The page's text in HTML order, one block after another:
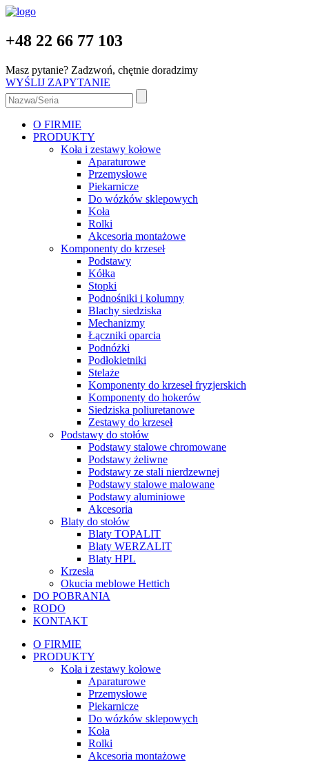
+48 22 66 77 103
Masz pytanie? Zadzwoń, chętnie doradzimy
WYŚLIJ ZAPYTANIE
O FIRMIE
PRODUKTY
Koła i zestawy kołowe
Aparaturowe
Przemysłowe
Piekarnicze
Do wózków sklepowych
Koła
Rolki
Akcesoria montażowe
Komponenty do krzeseł
Podstawy
Kółka
Stopki
Podnośniki i kolumny
Blachy siedziska
Mechanizmy
Łączniki oparcia
Podnóżki
Podłokietniki
Stelaże
Komponenty do krzeseł fryzjerskich
Komponenty do hokerów
Siedziska poliuretanowe
Zestawy do krzeseł
Podstawy do stołów
Podstawy stalowe chromowane
Podstawy żeliwne
Podstawy ze stali nierdzewnej
Podstawy stalowe malowane
Podstawy aluminiowe
Akcesoria
Blaty do stołów
Blaty TOPALIT
Blaty WERZALIT
Blaty HPL
Krzesła
Okucia meblowe Hettich
DO POBRANIA
RODO
KONTAKT
O FIRMIE
PRODUKTY
Koła i zestawy kołowe
Aparaturowe
Przemysłowe
Piekarnicze
Do wózków sklepowych
Koła
Rolki
Akcesoria montażowe